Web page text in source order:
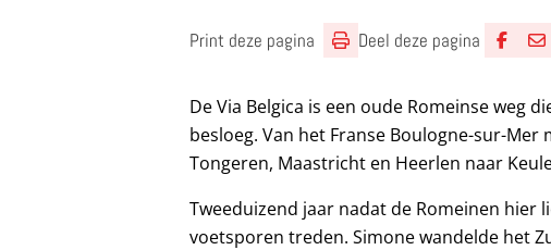
Print deze pagina
Deel deze pagina
De Via Belgica is een oude Romeinse weg
besloeg. Van het Franse Boulogne-sur-Mer
Tongeren, Maastricht en Heerlen naar
Tweeduizend jaar nadat de Romeinen hier
voetsporen treden. Simone wandelde het